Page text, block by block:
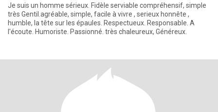
Je suis un homme sérieux. Fidèle serviable compréhensif, simple
très Gentil.agréable, simple, facile à vivre , serieux honnête ,
humble, la tête sur les épaules. Respectueux. Responsable. A
l'écoute. Humoriste. Passionné. très chaleureux, Généreux.